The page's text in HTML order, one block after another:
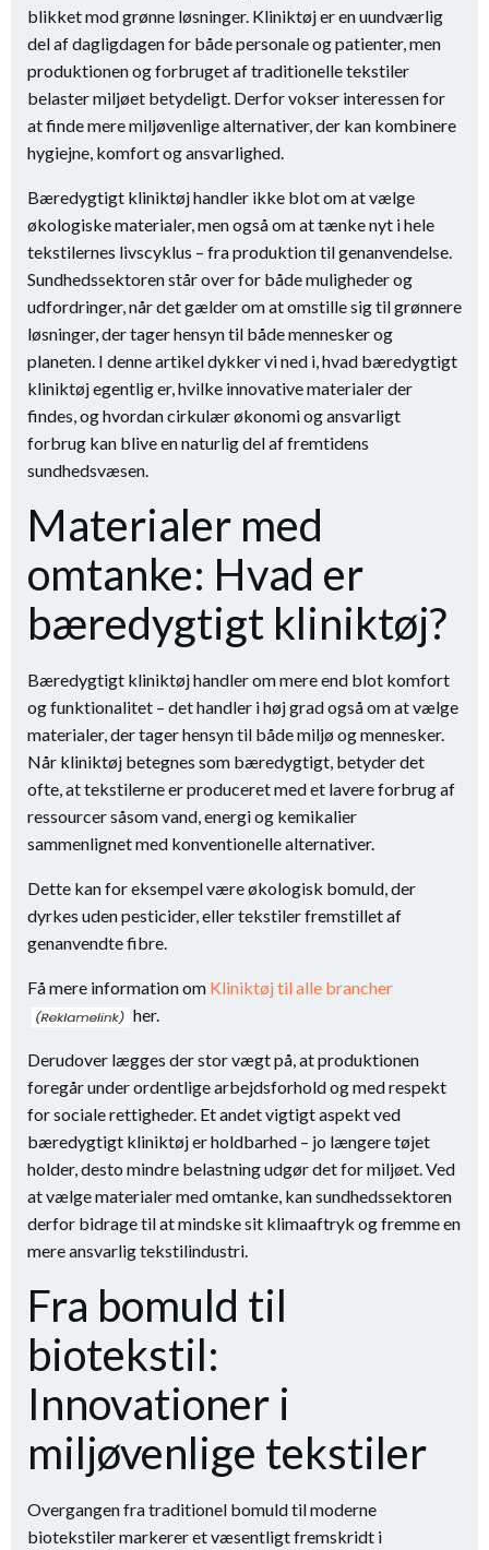
blikket mod grønne løsninger. Kliniktøj er en uundværlig
del af dagligdagen for både personale og patienter, men
produktionen og forbruget af traditionelle tekstiler
belaster miljøet betydeligt. Derfor vokser interessen for
at finde mere miljøvenlige alternativer, der kan kombinere
hygiejne, komfort og ansvarlighed.
Bæredygtigt kliniktøj handler ikke blot om at vælge
økologiske materialer, men også om at tænke nyt i hele
tekstilernes livscyklus – fra produktion til genanvendelse.
Sundhedssektoren står over for både muligheder og
udfordringer, når det gælder om at omstille sig til grønnere
løsninger, der tager hensyn til både mennesker og
planeten. I denne artikel dykker vi ned i, hvad bæredygtigt
kliniktøj egentlig er, hvilke innovative materialer der
findes, og hvordan cirkulær økonomi og ansvarligt
forbrug kan blive en naturlig del af fremtidens
sundhedsvæsen.
Materialer med
omtanke: Hvad er
bæredygtigt kliniktøj?
Bæredygtigt kliniktøj handler om mere end blot komfort
og funktionalitet – det handler i høj grad også om at vælge
materialer, der tager hensyn til både miljø og mennesker.
Når kliniktøj betegnes som bæredygtigt, betyder det
ofte, at tekstilerne er produceret med et lavere forbrug af
ressourcer såsom vand, energi og kemikalier
sammenlignet med konventionelle alternativer.
Dette kan for eksempel være økologisk bomuld, der
dyrkes uden pesticider, eller tekstiler fremstillet af
genanvendte fibre.
Få mere information om Kliniktøj til alle brancher
her.
Derudover lægges der stor vægt på, at produktionen
foregår under ordentlige arbejdsforhold og med respekt
for sociale rettigheder. Et andet vigtigt aspekt ved
bæredygtigt kliniktøj er holdbarhed – jo længere tøjet
holder, desto mindre belastning udgør det for miljøet. Ved
at vælge materialer med omtanke, kan sundhedssektoren
derfor bidrage til at mindske sit klimaaftryk og fremme en
mere ansvarlig tekstilindustri.
Fra bomuld til
biotekstil:
Innovationer i
miljøvenlige tekstiler
Overgangen fra traditionel bomuld til moderne
biotekstiler markerer et væsentligt fremskridt i